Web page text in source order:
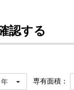
認する
専有面積：